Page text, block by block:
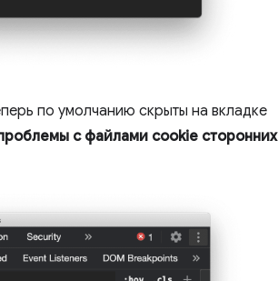
по умолчанию скрыты на вкладке
с файлами cookie сторонних